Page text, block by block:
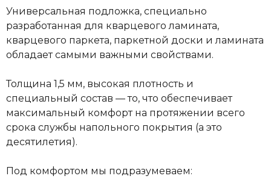
Универсальная подложка, специально
разработанная для кварцевого ламината,
кварцевого паркета, паркетной доски и ламината
обладает самыми важными свойствами.
Толщина 1,5 мм, высокая плотность и
специальный состав — то, что обеспечивает
максимальный комфорт на протяжении всего
срока службы напольного покрытия (а это
десятилетия).
Под комфортом мы подразумеваем: